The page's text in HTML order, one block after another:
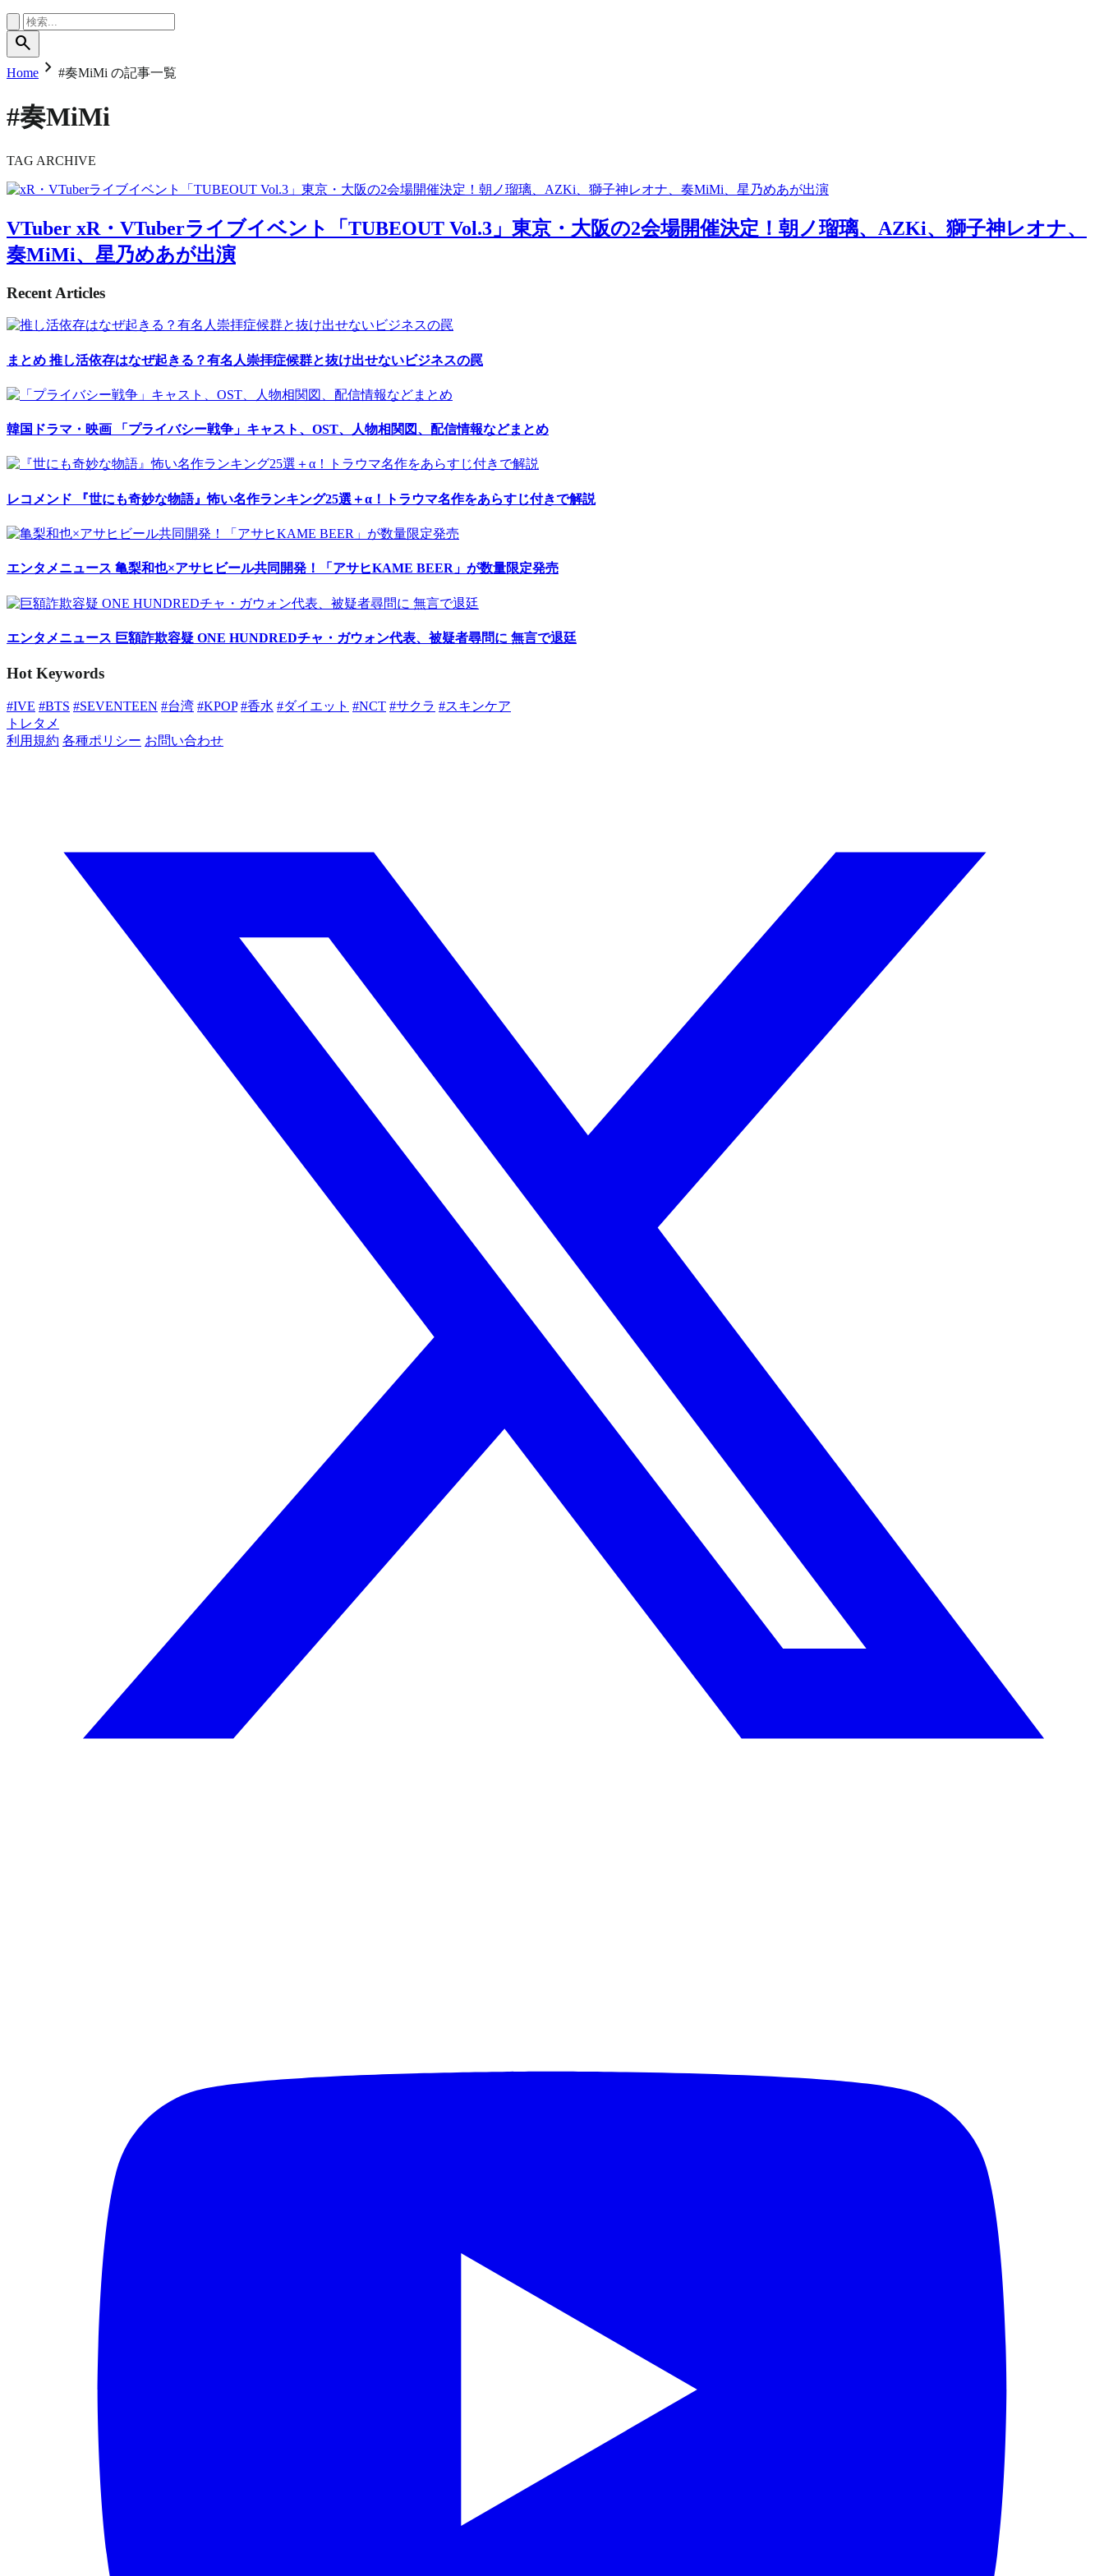
search
Home chevron_right #奏MiMi の記事一覧
#奏MiMi
TAG ARCHIVE
VTuber xR・VTuberライブイベント「TUBEOUT Vol.3」東京・大阪の2会場開催決定！朝ノ瑠璃、AZKi、獅子神レオナ、
奏MiMi、星乃めあが出演
Recent Articles
まとめ 推し活依存はなぜ起きる？有名人崇拝症候群と抜け出せないビジネスの罠
韓国ドラマ・映画 「プライバシー戦争」キャスト、OST、人物相関図、配信情報などまとめ
レコメンド 『世にも奇妙な物語』怖い名作ランキング25選＋α！トラウマ名作をあらすじ付きで解説
エンタメニュース 亀梨和也×アサヒビール共同開発！「アサヒKAME BEER」が数量限定発売
エンタメニュース 巨額詐欺容疑 ONE HUNDREDチャ・ガウォン代表、被疑者尋問に 無言で退廷
Hot Keywords
#IVE #BTS #SEVENTEEN #台湾 #KPOP #香水 #ダイエット #NCT #サクラ #スキンケア
トレタメ
利用規約 各種ポリシー お問い合わせ